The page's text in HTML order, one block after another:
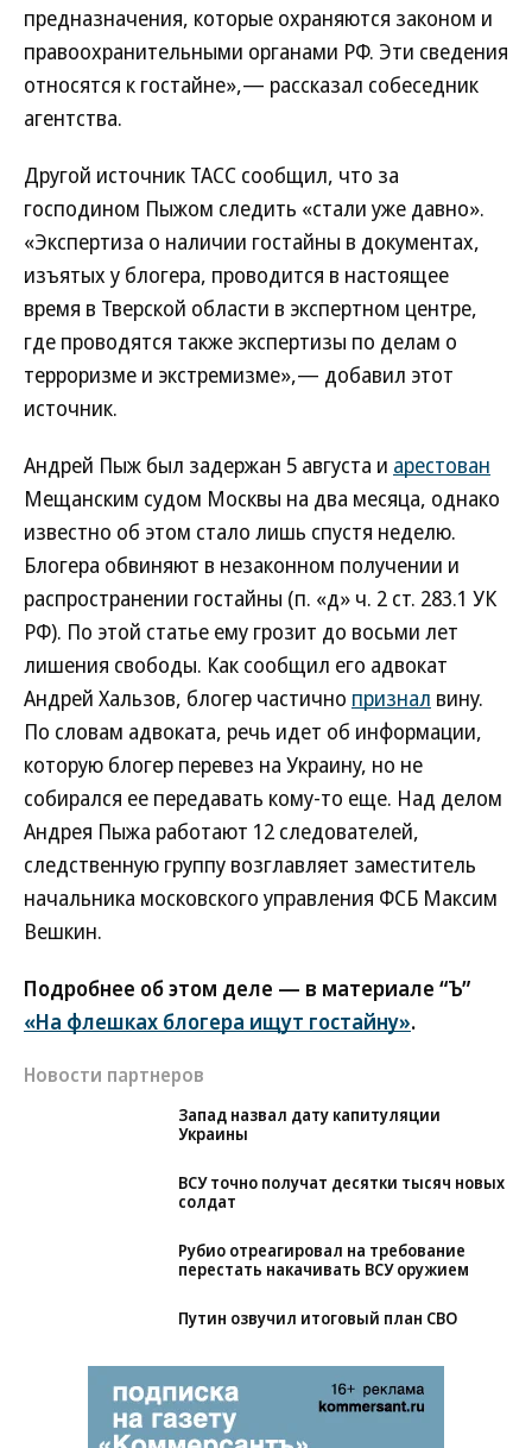
предназначения, которые охраняются законом и
правоохранительными органами РФ. Эти сведения
относятся к гостайне»,— рассказал собеседник
агентства.
Другой источник ТАСС сообщил, что за
господином Пыжом следить «стали уже давно».
«Экспертиза о наличии гостайны в документах,
изъятых у блогера, проводится в настоящее
время в Тверской области в экспертном центре,
где проводятся также экспертизы по делам о
терроризме и экстремизме»,— добавил этот
источник.
Андрей Пыж был задержан 5 августа и арестован
Мещанским судом Москвы на два месяца, однако
известно об этом стало лишь спустя неделю.
Блогера обвиняют в незаконном получении и
распространении гостайны (п. «д» ч. 2 ст. 283.1 УК
РФ). По этой статье ему грозит до восьми лет
лишения свободы. Как сообщил его адвокат
Андрей Хальзов, блогер частично признал вину.
По словам адвоката, речь идет об информации,
которую блогер перевез на Украину, но не
собирался ее передавать кому-то еще. Над делом
Андрея Пыжа работают 12 следователей,
следственную группу возглавляет заместитель
начальника московского управления ФСБ Максим
Вешкин.
Подробнее об этом деле — в материале “Ъ”
«На флешках блогера ищут гостайну».
Новости партнеров
Запад назвал дату капитуляции
Украины
ВСУ точно получат десятки тысяч новых
Рубио отреагировал на требование